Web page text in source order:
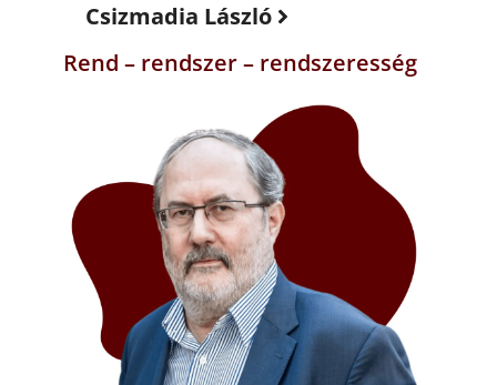
Csizmadia László
Rend – rendszer – rendszeresség